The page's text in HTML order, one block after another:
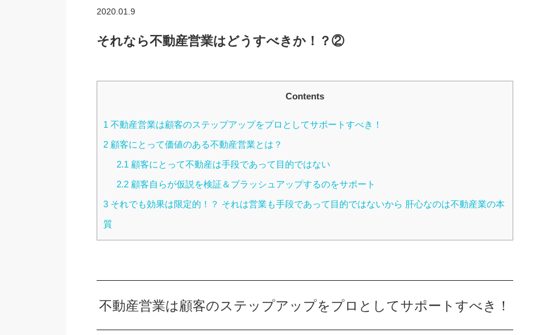
2020.01.9
それなら不動産営業はどうすべきか！？②
Contents
1 不動産営業は顧客のステップアップをプロとしてサポートすべき！
2顧客にとって価値のある不動産営業とは？
2.1 顧客にとって不動産は手段であって目的ではない
2.2 顧客自らが仮説を検証＆ブラッシュアップするのをサポート
3それでも効果は限定的！？ それは営業も手段であって目的ではないから 肝心なのは不動産業の本
質
不動産営業は顧客のステップアップをプロとしてサポートすべき！